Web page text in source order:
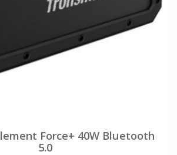
Force+ 40W Bluetooth
5.0